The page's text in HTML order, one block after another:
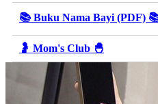
📚 Buku Nama Bayi (PDF)
🤰 Mom's Club 🐣